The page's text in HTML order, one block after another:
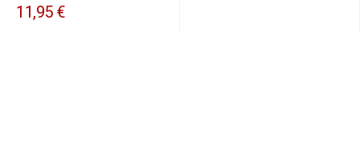
11,95 €